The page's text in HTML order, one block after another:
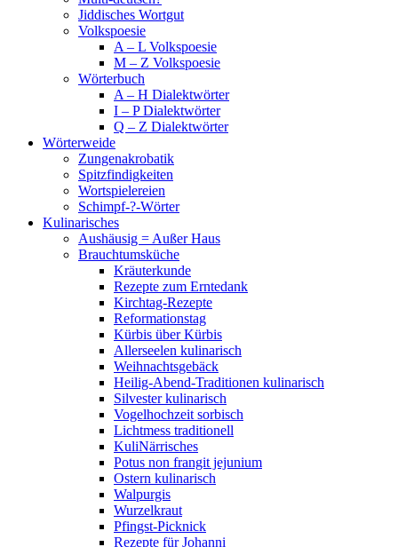
Jiddisches Wortgut
Volkspoesie
A – L Volkspoesie
M – Z Volkspoesie
Wörterbuch
A – H Dialektwörter
I – P Dialektwörter
Q – Z Dialektwörter
Wörterweide
Zungenakrobatik
Spitzfindigkeiten
Wortspielereien
Schimpf-?-Wörter
Kulinarisches
Aushäusig = Außer Haus
Brauchtumsküche
Kräuterkunde
Rezepte zum Erntedank
Kirchtag-Rezepte
Reformationstag
Kürbis über Kürbis
Allerseelen kulinarisch
Weihnachtsgebäck
Heilig-Abend-Traditionen kulinarisch
Silvester kulinarisch
Vogelhochzeit sorbisch
Lichtmess traditionell
KuliNärrisches
Potus non frangit jejunium
Ostern kulinarisch
Walpurgis
Wurzelkraut
Pfingst-Picknick
Rezepte für Johanni